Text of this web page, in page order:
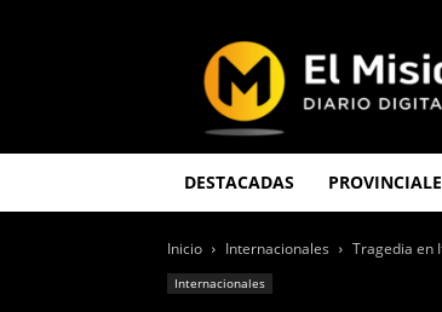
DESTACADAS
Inicio Internacionales Tragedia en
Internacionales